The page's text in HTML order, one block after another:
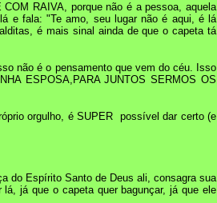
RAIVA, porque não é a pessoa, aquela
e fala: "Te amo, seu lugar não é aqui, é lá
é mais sinal ainda de que o capeta tá
não é o pensamento que vem do céu. Isso
ESPOSA,PARA JUNTOS SERMOS OS
orgulho, é SUPER possível dar certo (e
do Espírito Santo de Deus ali, consagra sua
já que o capeta quer bagunçar, já que ele